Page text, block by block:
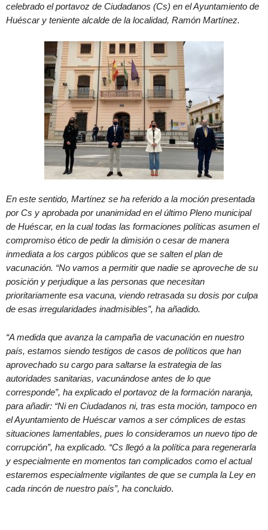
celebrado el portavoz de Ciudadanos (Cs) en el Ayuntamiento de
Huéscar y teniente alcalde de la localidad, Ramón Martínez.
En este sentido, Martínez se ha referido a la moción presentada
por Cs y aprobada por unanimidad en el último Pleno municipal
de Huéscar, en la cual todas las formaciones políticas asumen el
compromiso ético de pedir la dimisión o cesar de manera
inmediata a los cargos públicos que se salten el plan de
vacunación. “No vamos a permitir que nadie se aproveche de su
posición y perjudique a las personas que necesitan
prioritariamente esa vacuna, viendo retrasada su dosis por culpa
de esas irregularidades inadmisibles”, ha añadido.
“A medida que avanza la campaña de vacunación en nuestro
país, estamos siendo testigos de casos de políticos que han
aprovechado su cargo para saltarse la estrategia de las
autoridades sanitarias, vacunándose antes de lo que
corresponde”, ha explicado el portavoz de la formación naranja,
para añadir: “Ni en Ciudadanos ni, tras esta moción, tampoco en
el Ayuntamiento de Huéscar vamos a ser cómplices de estas
situaciones lamentables, pues lo consideramos un nuevo tipo de
corrupción”, ha explicado. “Cs llegó a la política para regenerarla
y especialmente en momentos tan complicados como el actual
estaremos especialmente vigilantes de que se cumpla la Ley en
cada rincón de nuestro país”, ha concluido.